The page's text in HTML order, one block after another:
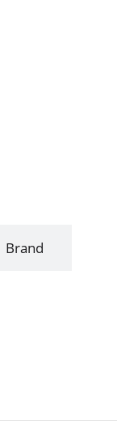
Brand